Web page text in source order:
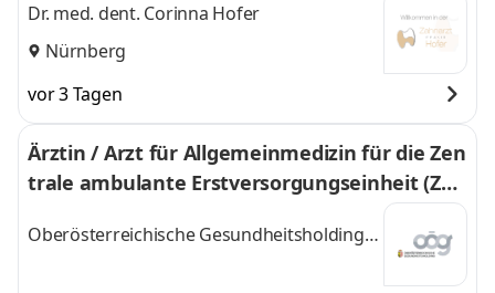
Dr. med. dent. Corinna Hofer
Nürnberg
vor 3 Tagen
Ärztin / Arzt für Allgemeinmedizin für die Zen
trale ambulante Erstversorgungseinheit (ZA
Oberösterreichische Gesundheitsholding